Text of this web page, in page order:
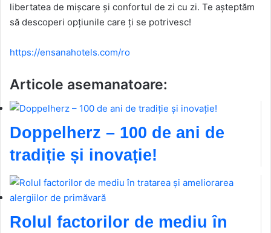
libertatea de mișcare și confortul de zi cu zi. Te așteptăm
să descoperi opțiunile care ți se potrivesc!
https://ensanahotels.com/ro
Articole asemanatoare:
Doppelherz – 100 de ani de
tradiție și inovație!
Rolul factorilor de mediu în